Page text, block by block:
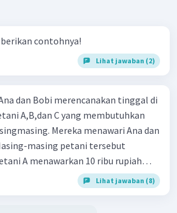
contohnya!
Lihat jawaban (2)
dan Bobi merencanakan tinggal di
A,B,dan C yang membutuhkan
Mereka menawari Ana dan
masing petani tersebut
A menawarkan 10 ribu rupiah
hari. Petani B hanya akan memberi
kemudian setiap berikutnya
Lihat jawaban (8)